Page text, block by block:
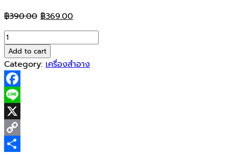
฿390.00 Original
price
฿390.00.
฿369.00
price
ยัน
ฮี
เม
ล่า
ครีม
20กรัม
3หลอด
quantity
Add to cart
Category: เครื่องสำอาง
Facebook
Line
X
Copy